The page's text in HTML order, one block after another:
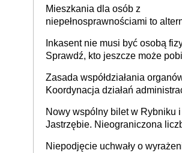
Mieszkania dla osób z
niepełnosprawnościami to
samodzielnie lub z rodziną
Inkasent nie musi być osobą
Sprawdź, kto jeszcze może
Zasada współdziałania
Koordynacja działań
Nowy wspólny bilet w Rybniku
Jastrzębie. Nieograniczona
Niepodjęcie uchwały o